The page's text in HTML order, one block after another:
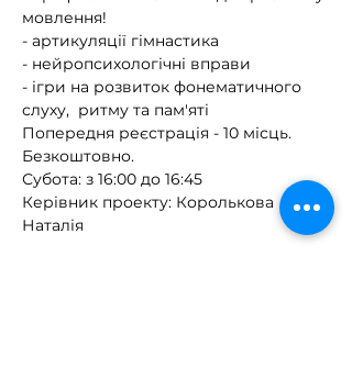
мовлення!
- артикуляції гімнастика
- нейропсихологічні вправи
- ігри на розвиток фонематичного
слуху,  ритму та пам'яті
Попередня реєстрація - 10 місць.
Безкоштовно.
Субота: з 16:00 до 16:45
Керівник проекту: Королькова
Наталія